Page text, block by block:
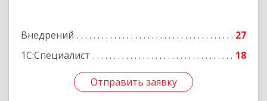
Внедрений
27
1С:Специалист
18
Отправить заявку
Отправить заявку